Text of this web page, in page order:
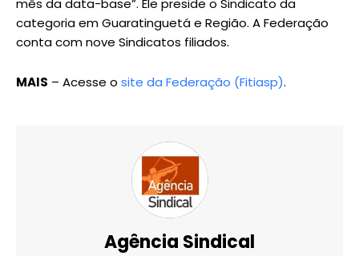
mês da data-base”. Ele preside o Sindicato da
categoria em Guaratinguetá e Região. A Federação
conta com nove Sindicatos filiados.
MAIS – Acesse o site da Federação (Fitiasp).
Agência Sindical